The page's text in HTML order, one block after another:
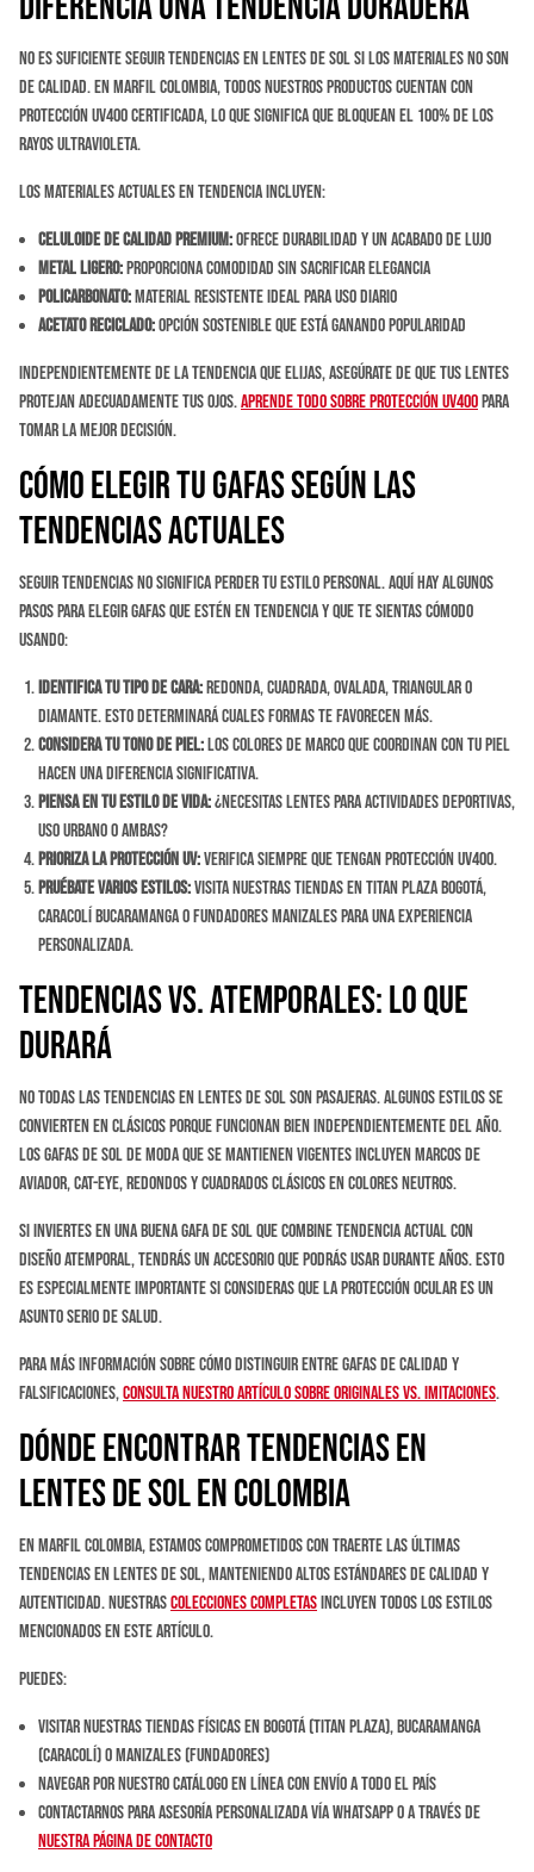
No es suficiente seguir tendencias en lentes de sol si los materiales no son
de calidad. En Marfil Colombia, todos nuestros productos cuentan con
protección UV400 certificada, lo que significa que bloquean el 100% de los
rayos ultravioleta.
Los materiales actuales en tendencia incluyen:
Celuloide de calidad premium:Ofrece durabilidad y un acabado de lujo
Metal ligero:Proporciona comodidad sin sacrificar elegancia
Policarbonato:Material resistente ideal para uso diario
Acetato reciclado:Opción sostenible que está ganando popularidad
Independientemente de la tendencia que elijas, asegúrate de que tus lentes
protejan adecuadamente tus ojos.Aprende todo sobre protección UV400para
tomar la mejor decisión.
Cómo Elegir tu Gafas Según las
Tendencias Actuales
Seguir tendencias no significa perder tu estilo personal. Aquí hay algunos
pasos para elegir gafas que estén en tendencia Y que te sientas cómodo
usando:
Identifica tu tipo de cara:Redonda, cuadrada, ovalada, triangular o
diamante. Esto determinará cuales formas te favorecen más.
Considera tu tono de piel:Los colores de marco que coordinan con tu piel
hacen una diferencia significativa.
Piensa en tu estilo de vida:¿Necesitas lentes para actividades deportivas,
uso urbano o ambas?
Prioriza la protección UV:Verifica siempre que tengan protección UV400.
Pruébate varios estilos:Visita nuestras tiendas en Titan Plaza Bogotá,
Caracolí Bucaramanga o Fundadores Manizales para una experiencia
personalizada.
Tendencias vs. Atemporales: Lo que
Durará
No todas las tendencias en lentes de sol son pasajeras. Algunos estilos se
convierten en clásicos porque funcionan bien independientemente del año.
Los gafas de sol de moda que se mantienen vigentes incluyen marcos de
aviador, cat-eye, redondos y cuadrados clásicos en colores neutros.
Si inviertes en una buena gafa de sol que combine tendencia actual con
diseño atemporal, tendrás un accesorio que podrás usar durante años. Esto
es especialmente importante si consideras que la protección ocular es un
asunto serio de salud.
Para más información sobre cómo distinguir entre gafas de calidad y
falsificaciones,consulta nuestro artículo sobre originales vs. imitaciones.
Dónde Encontrar Tendencias en
Lentes de Sol en Colombia
En Marfil Colombia, estamos comprometidos con traerte las últimas
tendencias en lentes de sol, manteniendo altos estándares de calidad y
autenticidad. Nuestrascolecciones completasincluyen todos los estilos
mencionados en este artículo.
Puedes:
Visitar nuestras tiendas físicas en Bogotá (Titan Plaza), Bucaramanga
(Caracolí) o Manizales (Fundadores)
Navegar por nuestro catálogo en línea con envío a todo el país
Contactarnos para asesoría personalizada vía WhatsApp o a través de
nuestra página de contacto